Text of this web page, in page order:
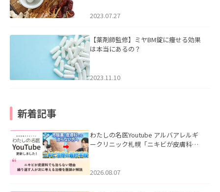
2023.07.27
【薬剤師監修】ミヤBM錠に痩せる効果
は本当にあるの？
2023.11.10
新着記事
わたしの名医Youtube アルバアレルギ
ークリニック札幌「ニキビが皮膚科で
ました。
2026.08.07